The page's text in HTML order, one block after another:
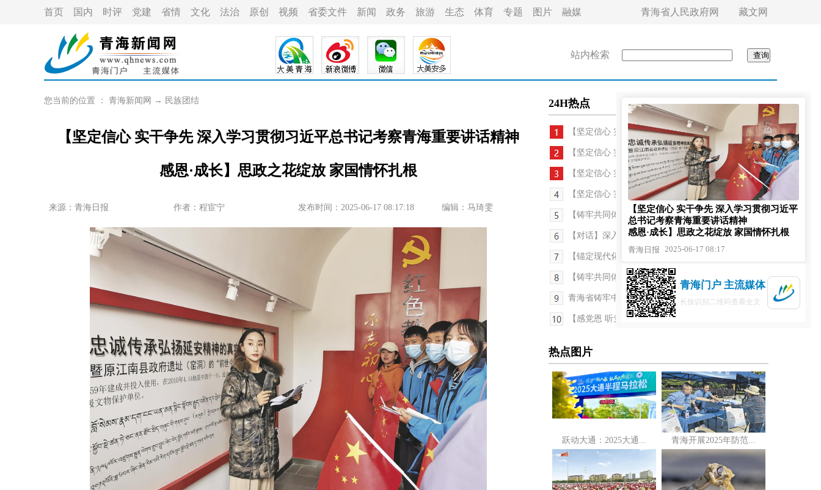
首页 国内 时评 党建 省情 文化 法治 原创 视频 省委文件 新闻 政务 旅游 生态 体育 专题 图片 融媒 青海省人民政府网 藏文网
站内检索
您当前的位置 ： 青海新闻网 → 民族团结
【坚定信心 实干争先 深入学习贯彻习近平总书记考察青海重要讲话精神
感恩·成长】思政之花绽放 家国情怀扎根
来源：青海日报 作者： 程宦宁 发布时间：2025-06-17 08:17:18 编辑：马琦雯
24H热点
【坚定信心 实干争先 深入学习贯彻习近平总书...
【坚定信心 实干争先 深入学习贯彻习近平总书记考...
【坚定信心 实干争先 深入学习贯彻习近平总书记考...
【坚定信心 实干争先 深入学习贯彻习近平总书记考...
【铸牢共同体 中华一家亲】西宁市城东区：端午民俗...
【对话】深入挖掘典型经验 争创新时代好样板
【锚定现代化 改革再深化】一件事 一群人 一座城—...
【铸牢共同体 中华一家亲】这场展演活动绘就民族团...
青海省铸牢中华民族共同体意识暨创建全国民族团结...
【感党恩 听党话 跟党走·和谐青海行】一颗牛肉丸 ...
热点图片
跃动大通：2025大通... 青海开展2025年防范...
【坚定信心 实干争先 深入学习贯彻习近平
总书记考察青海重要讲话精神
感恩·成长】思政之花绽放 家国情怀扎根
青海日报 2025-06-17 08:17
青海门户 主流媒体
长按识别二维码查看全文